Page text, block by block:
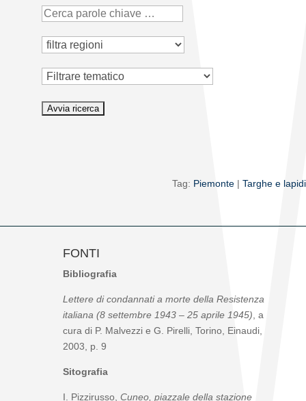
Tematico
Tag: Piemonte | Targhe e lapidi
FONTI
Bibliografia
Lettere di condannati a morte della Resistenza
italiana (8 settembre 1943 – 25 aprile 1945) , a
cura di P. Malvezzi e G. Pirelli, Torino, Einaudi,
2003, p. 9
Sitografia
I. Pizzirusso, Cuneo, piazzale della stazione